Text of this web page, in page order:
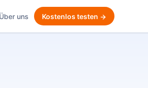
Über uns Kostenlos testen